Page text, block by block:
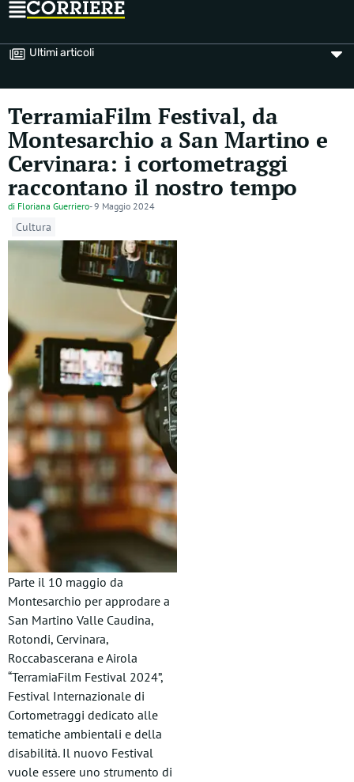
Ultimi articoli
TerramiaFilm Festival, da
Montesarchio a San Martino e
Cervinara: i cortometraggi
raccontano il nostro tempo
di Floriana Guerriero-9 Maggio 2024
Cultura
Parte il 10 maggio da
Montesarchio per approdare a
San Martino Valle Caudina,
Rotondi, Cervinara,
Roccabascerana e Airola
“TerramiaFilm Festival 2024”,
Festival Internazionale di
Cortometraggi dedicato alle
tematiche ambientali e della
disabilità. Il nuovo Festival
vuole essere uno strumento di